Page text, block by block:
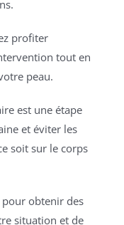
profiter
tout en
peau.
est une étape
et éviter les
soit sur le corps
obtenir des
situation et de